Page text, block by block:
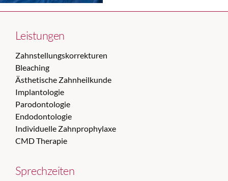
Leistungen
Zahnstellungskorrekturen
Bleaching
Ästhetische Zahnheilkunde
Implantologie
Parodontologie
Endodontologie
Individuelle Zahnprophylaxe
CMD Therapie
Sprechzeiten